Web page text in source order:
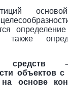
средств –
объектов
на основе